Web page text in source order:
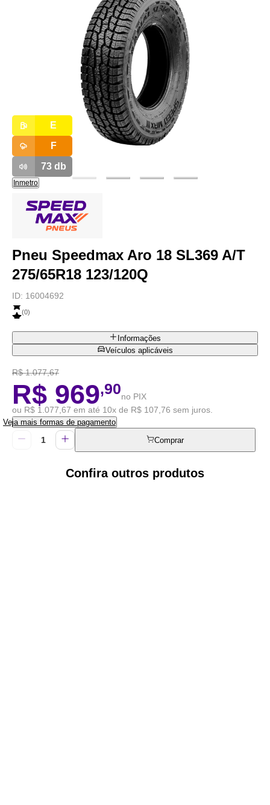
E
F
73db
Inmetro
Pneu Speedmax Aro 18 SL369 A/T
275/65R18 123/120Q
ID: 16004692
(0)
Informações
Veículos aplicáveis
R$ 1.077,67
R$ 969,90no PIX
ou R$ 1.077,67 em até 10x de R$ 107,76 sem juros.
Veja mais formas de pagamento
Comprar
Confira outros produtos